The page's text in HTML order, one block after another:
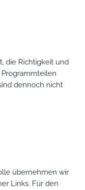
die Richtigkeit und
dennoch nicht
übernehmen wir
Links. Für den